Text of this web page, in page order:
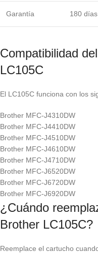
Garantía 180 días
Compatibilidad
LC105C
El LC105C funciona con los
Brother MFC-J4310DW
Brother MFC-J4410DW
Brother MFC-J4510DW
Brother MFC-J4610DW
Brother MFC-J4710DW
Brother MFC-J6520DW
Brother MFC-J6720DW
Brother MFC-J6920DW
¿Cuándo
Brother LC105C?
Reemplace el cartucho